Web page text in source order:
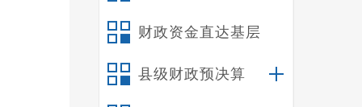
财政资金直达基层
县级财政预决算